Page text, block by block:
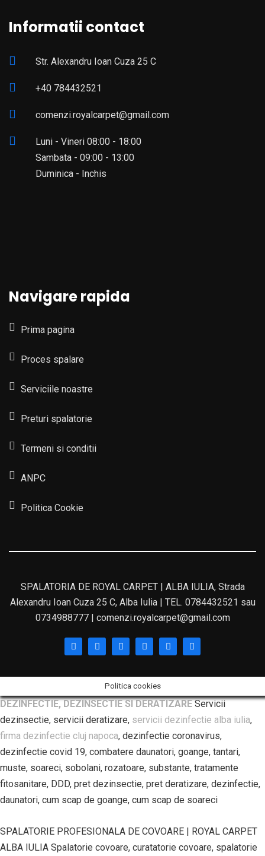
Informatii contact
Str. Alexandru Ioan Cuza 25 C
+40 784432521
comenzi.royalcarpet@gmail.com
Luni - Vineri 08:00 - 18:00
Sambata - 09:00 - 13:00
Duminica - Inchis
Navigare rapida
Prima pagina
Proces spalare
Serviciile noastre
Preturi spalatorie
Termeni si conditii
ANPC
Politica Cookie
SPALATORIA DE ROYAL CARPET | ALBA IULIA, Strada
Alexandru Ioan Cuza 25 C, Alba Iulia | TEL. 0784432521 sau
0734988777 | comenzi.royalcarpet@gmail.com
Politica cookies
DEZINFECTIE, DEZINSECTIE SI DERATIZAREServicii
dezinsectie, servicii deratizare, servicii dezinfectie alba iulia,
firma dezinfectie cluj napoca, dezinfectie coronavirus,
dezinfectie covid 19, combatere daunatori, goange, tantari,
muste, soareci, sobolani, rozatoare, substante, tratamente
fitosanitare, DDD, pret dezinsectie, pret deratizare, dezinfectie,
daunatori, cum scap de goange, cum scap de soareci
SPALATORIE PROFESIONALA DE COVOARE | ROYAL CARPET
ALBA IULIA Spalatorie covoare, curatatorie covoare, spalatorie